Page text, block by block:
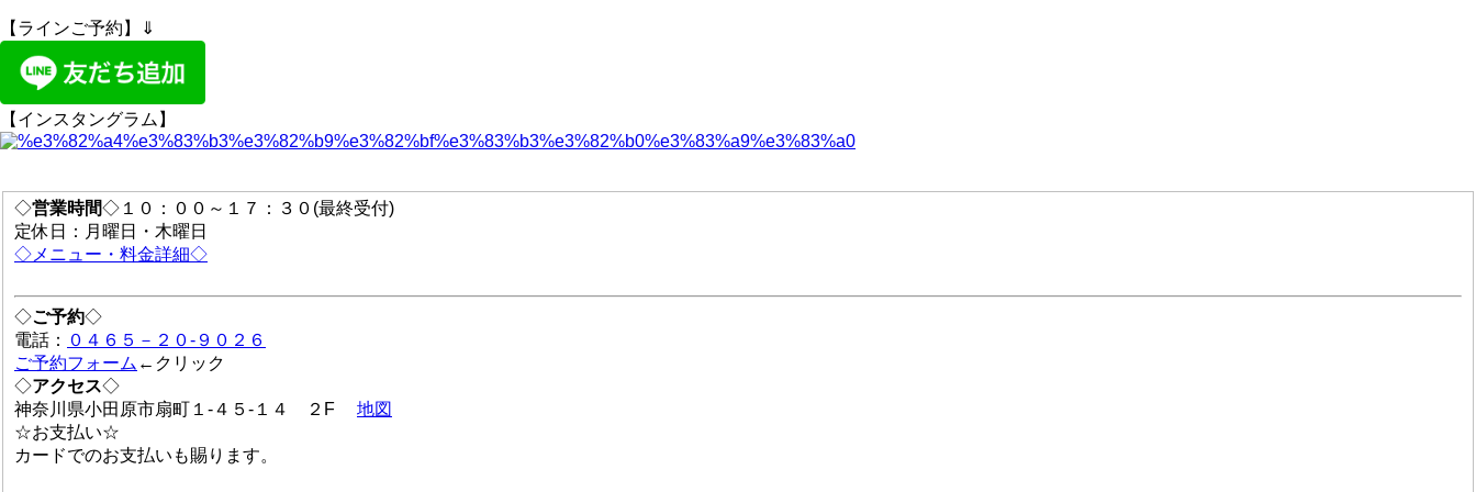
【ラインご予約】⇓
【インスタングラム】
◇営業時間◇１０：００～１７：３０(最終受付)
定休日：月曜日・木曜日
◇メニュー・料金詳細◇
◇ご予約◇
電話： ０４６５－２０-９０２６
ご予約フォーム ←クリック
◇アクセス◇
神奈川県小田原市扇町１-４５-１４ ２F 地図
☆お支払い☆
カードでのお支払いも賜ります。